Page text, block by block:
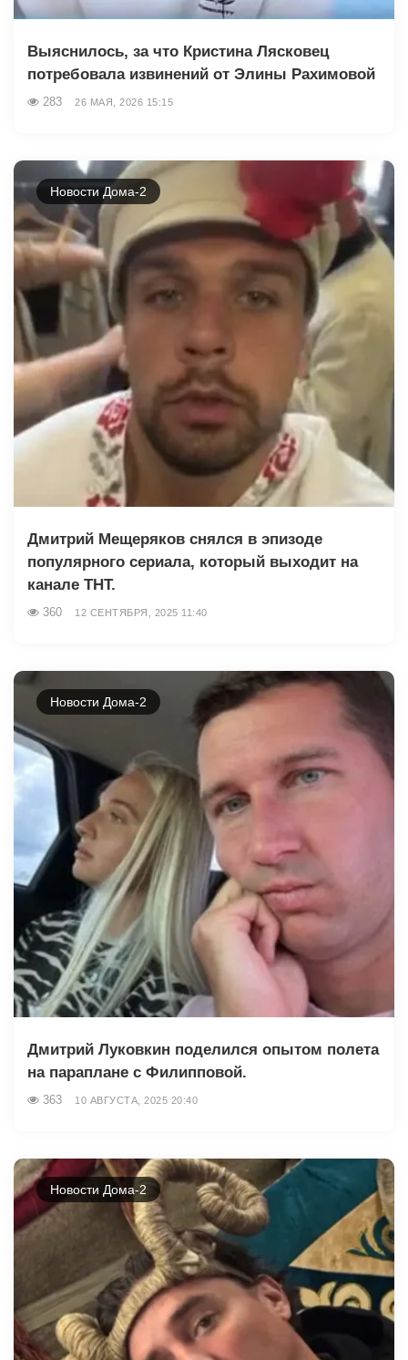
Выяснилось, за что Кристина Лясковец
потребовала извинений от Элины Рахимовой
283 26 МАЯ, 2026 15:15
Новости Дома-2
Дмитрий Мещеряков снялся в эпизоде
популярного сериала, который выходит на
канале ТНТ.
360 12 СЕНТЯБРЯ, 2025 11:40
Новости Дома-2
Дмитрий Луковкин поделился опытом полета
на параплане с Филипповой.
363 10 АВГУСТА, 2025 20:40
Новости Дома-2